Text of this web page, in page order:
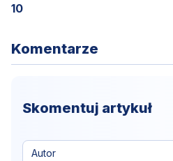
10
Komentarze
Skomentuj artykuł